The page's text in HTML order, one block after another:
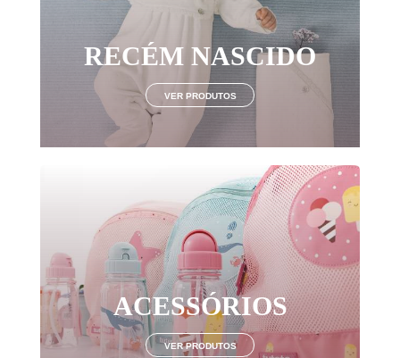
RECÉM NASCIDO
VER PRODUTOS
ACESSÓRIOS
VER PRODUTOS